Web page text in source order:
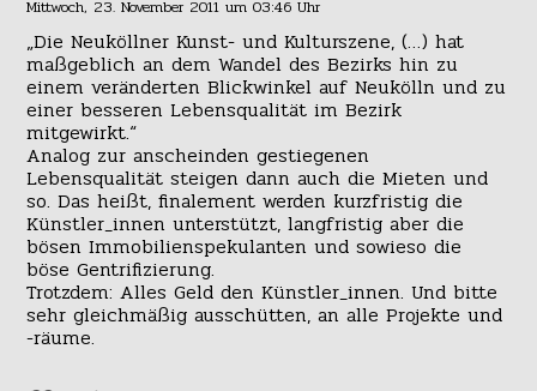
Mittwoch, 23. November 2011 um 03:46 Uhr
„Die Neuköllner Kunst- und Kulturszene, (…) hat
maßgeblich an dem Wandel des Bezirks hin zu
einem veränderten Blickwinkel auf Neukölln und zu
einer besseren Lebensqualität im Bezirk
mitgewirkt.“
Analog zur anscheinden gestiegenen
Lebensqualität steigen dann auch die Mieten und
so. Das heißt, finalement werden kurzfristig die
Künstler_innen unterstützt, langfristig aber die
bösen Immobilienspekulanten und sowieso die
böse Gentrifizierung.
Trotzdem: Alles Geld den Künstler_innen. Und bitte
sehr gleichmäßig ausschütten, an alle Projekte und
-räume.